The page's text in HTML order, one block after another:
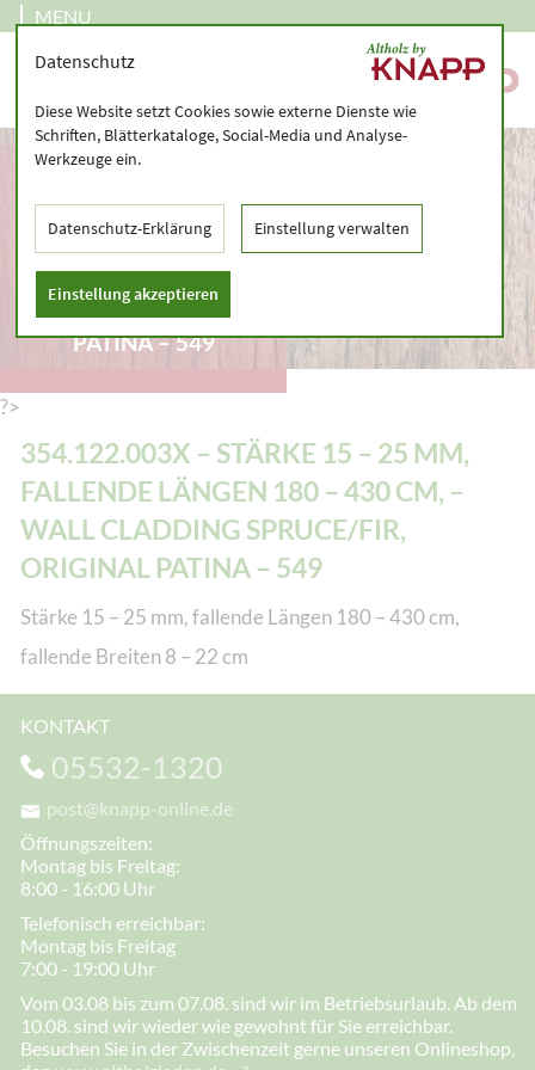
MENU
354.122.003X –
STÄRKE 15 – 25 MM,
FALLENDE LÄNGEN
180 – 430 CM, – WALL
CLADDING
SPRUCE/FIR, ORIGINAL
PATINA – 549
?>
354.122.003X – STÄRKE 15 – 25 MM,
FALLENDE LÄNGEN 180 – 430 CM, –
WALL CLADDING SPRUCE/FIR,
ORIGINAL PATINA – 549
Stärke 15 – 25 mm, fallende Längen 180 – 430 cm,
fallende Breiten 8 – 22 cm
KONTAKT
05532-1320
post@knapp-online.de
Öffnungszeiten:
Montag bis Freitag:
8:00 - 16:00 Uhr
Telefonisch erreichbar:
Montag bis Freitag
7:00 - 19:00 Uhr
Vom 03.08 bis zum 07.08. sind wir im Betriebsurlaub. Ab dem
10.08. sind wir wieder wie gewohnt für Sie erreichbar.
Besuchen Sie in der Zwischenzeit gerne unseren Onlineshop,
Datenschutz
Diese Website setzt Cookies sowie externe Dienste wie
Schriften, Blätterkataloge, Social-Media und Analyse-
Werkzeuge ein.
Datenschutz-Erklärung Einstellung verwalten
Einstellung akzeptieren